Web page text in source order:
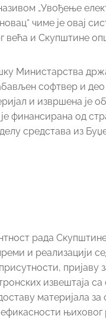
„Увођење
чиме је овај
већа и Скупштине
Министарства
софтвер и део
и извршена је
финансирана од
средстава из
рада
и реализацији
пријаву
извештаја
материјала
њиховог